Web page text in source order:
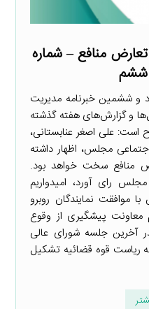
منافع – شماره
ششم
و ششمین خبرنامه مدیریت
و گزارش‌های هفته گذشته
است: علی اصغر عنابستانی،
مجلس، اظهار داشته
منافع سخت خواهد بود.
رای آورد، امیدواریم
نمایندگان روبرو
معاونت پیشگیری از وقوع
آخرین جلسه شورای عالی
ریاست قوه قضائیه تشکیل